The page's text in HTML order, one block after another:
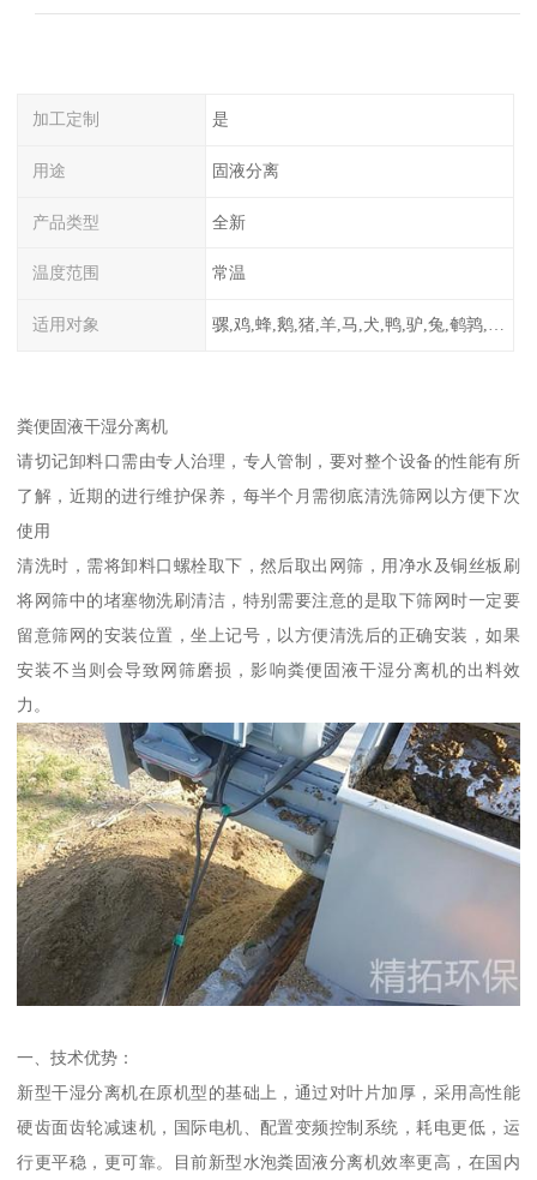
加工定制 是
用途 固液分离
产品类型 全新
温度范围 常温
适用对象 骡,鸡,蜂,鹅,猪,羊,马,犬,鸭,驴,兔,鹌鹑,牛,鸽
粪便固液干湿分离机
请切记卸料口需由专人治理，专人管制，要对整个设备的性能有所
了解，近期的进行维护保养，每半个月需彻底清洗筛网以方便下次
使用
清洗时，需将卸料口螺栓取下，然后取出网筛，用净水及铜丝板刷
将网筛中的堵塞物洗刷清洁，特别需要注意的是取下筛网时一定要
留意筛网的安装位置，坐上记号，以方便清洗后的正确安装，如果
安装不当则会导致网筛磨损，影响粪便固液干湿分离机的出料效
力。
一、技术优势：
新型干湿分离机在原机型的基础上，通过对叶片加厚，采用高性能
硬齿面齿轮减速机，国际电机、配置变频控制系统，耗电更低，运
行更平稳，更可靠。目前新型水泡粪固液分离机效率更高，在国内